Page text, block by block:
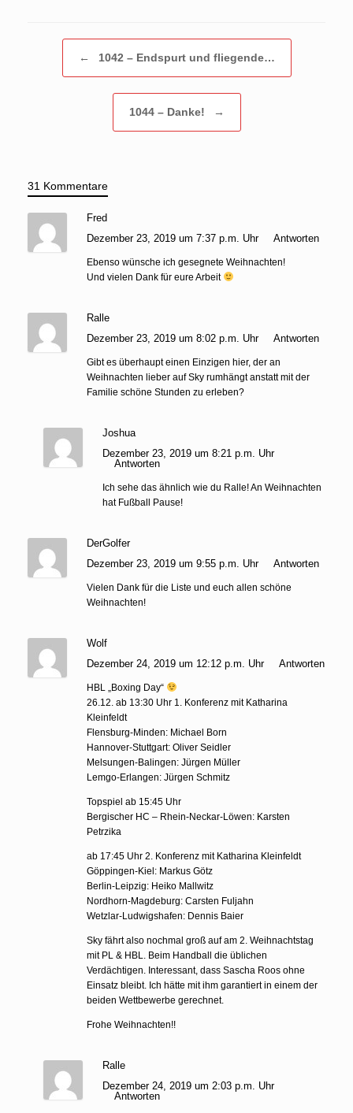
← 1042 – Endspurt und fliegende…
1044 – Danke! →
31 Kommentare
Fred
Dezember 23, 2019 um 7:37 p.m. Uhr
Antworten
Ebenso wünsche ich gesegnete Weihnachten!
Und vielen Dank für eure Arbeit
Ralle
Dezember 23, 2019 um 8:02 p.m. Uhr
Antworten
Gibt es überhaupt einen Einzigen hier, der an
Weihnachten lieber auf Sky rumhängt anstatt mit der
Familie schöne Stunden zu erleben?
Joshua
Dezember 23, 2019 um 8:21 p.m. Uhr
Antworten
Ich sehe das ähnlich wie du Ralle! An Weihnachten
hat Fußball Pause!
DerGolfer
Dezember 23, 2019 um 9:55 p.m. Uhr
Antworten
Vielen Dank für die Liste und euch allen schöne
Weihnachten!
Wolf
Dezember 24, 2019 um 12:12 p.m. Uhr
Antworten
HBL „Boxing Day“
26.12. ab 13:30 Uhr 1. Konferenz mit Katharina
Kleinfeldt
Flensburg-Minden: Michael Born
Hannover-Stuttgart: Oliver Seidler
Melsungen-Balingen: Jürgen Müller
Lemgo-Erlangen: Jürgen Schmitz
Topspiel ab 15:45 Uhr
Bergischer HC – Rhein-Neckar-Löwen: Karsten
Petrzika
ab 17:45 Uhr 2. Konferenz mit Katharina Kleinfeldt
Göppingen-Kiel: Markus Götz
Berlin-Leipzig: Heiko Mallwitz
Nordhorn-Magdeburg: Carsten Fuljahn
Wetzlar-Ludwigshafen: Dennis Baier
Sky fährt also nochmal groß auf am 2. Weihnachtstag
mit PL & HBL. Beim Handball die üblichen
Verdächtigen. Interessant, dass Sascha Roos ohne
Einsatz bleibt. Ich hätte mit ihm garantiert in einem der
beiden Wettbewerbe gerechnet.
Frohe Weihnachten!!
Ralle
Dezember 24, 2019 um 2:03 p.m. Uhr
Antworten